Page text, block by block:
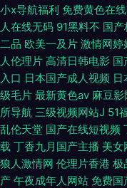
小x导航福利 免费黄色在
人在线无码 91黑料不 国产
二品 欧美一及片 激情网婷
人伦理片 高清日韩电影 国
入口 日本国产成人视频 日
级毛片 最新黄色av 麻豆
所导航 三级视频网站J 51
乱伦天堂 国产在线短视频
载 丁香九月国产主播 美女
狼人激情网 伦理片香港 极
产 午夜成年人网站 免费国